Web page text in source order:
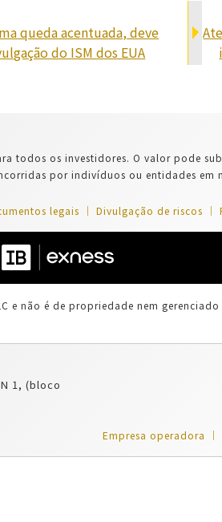
queda acentuada, deve
do ISM dos EUA
todos os investidores. O valor pode
por indivíduos ou entidades em
legais Divulgação de riscos
não é de propriedade nem gerenciado
1, (bloco
Empresa operadora